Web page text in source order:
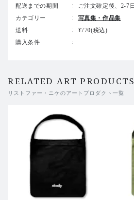
第13号は、イギリス人ファッション
スト、カミラ・ニッカーソン（
本号は、生成と消失が同時に起こる
長年にわたりファッションの見え方
る。本号では、クリエイティブ・デ
う、ファッションにとって構造的に
において、今シーズンに就任した各
ィブ・ディレクターたちが制作した
れている。トワルとは、スケッチの
であり、未来の衣服の輪郭となる存
い色調の硬質なコットンによって作
途上にある衣服のあらゆる可能性を
配送までの期間
ご注文確定後、2-7
カテゴリー
写真集・作品集
送料
¥770(税込)
購入条件
RELATED ART PRODUCTS
リストファー・ニケのアートプロダクト一覧